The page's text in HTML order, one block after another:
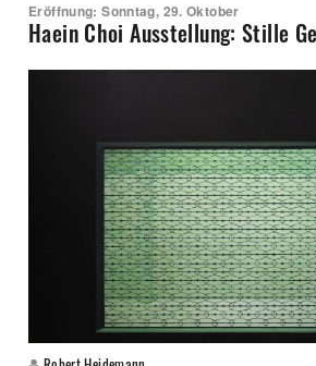
Eröffnung: Sonntag, 29. Oktober
Haein Choi Ausstellung: Stille